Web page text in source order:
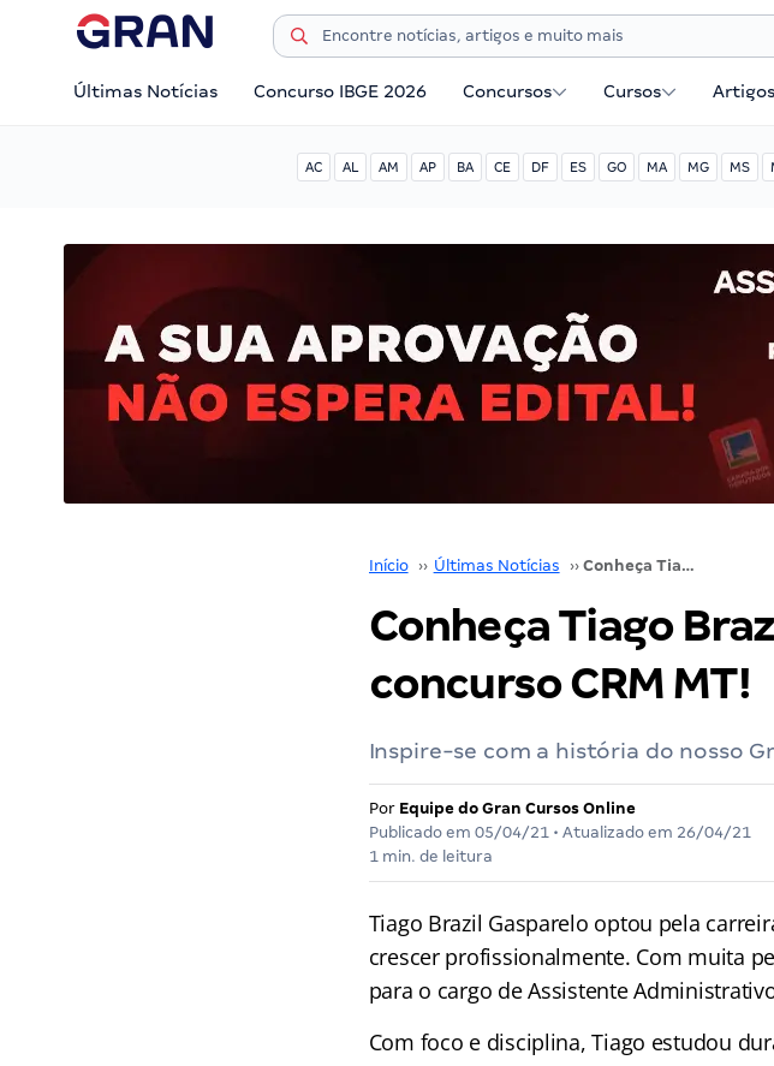
Últimas Notícias Concurso IBGE 2026 Concursos Cursos Artigos
AC AL AM AP BA CE DF ES GO MA MG MS
Início ›› Últimas Notícias ›› Conheça Tiago Brazil, aprovado no concurso CRM MT!
Conheça Tiago
concurso CRM MT!
Inspire-se com a história do nosso
Por Equipe do Gran Cursos Online
Publicado em 05/04/21• Atualizado em 26/04/21
1 min. de leitura
Tiago Brazil Gasparelo optou pela
crescer profissionalmente. Com muita
para o cargo de Assistente
Com foco e disciplina, Tiago estudou